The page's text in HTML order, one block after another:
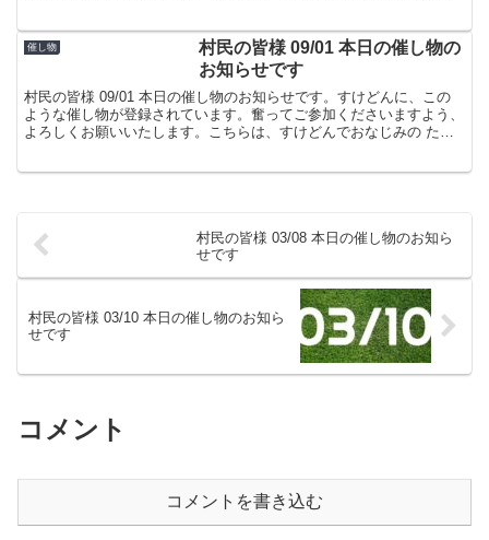
催し物
村民の皆様 09/01 本日の催し物の
お知らせです
村民の皆様 09/01 本日の催し物のお知らせです。すけどんに、この
ような催し物が登録されています。奮ってご参加くださいますよう、
よろしくお願いいたします。こちらは、すけどんでおなじみの たま
村民の皆様 03/08 本日の催し物のお知ら
せです
村民の皆様 03/10 本日の催し物のお知ら
せです
コメント
コメントを書き込む